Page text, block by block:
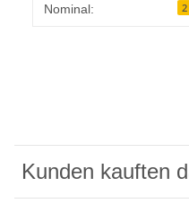
Nominal:
Kunden kauften